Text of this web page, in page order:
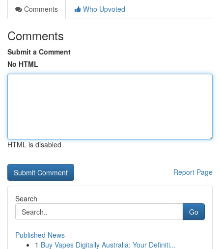
Comments
Who Upvoted
Comments
Submit a Comment
No HTML
HTML is disabled
Report Page
Search
Go
Published News
1 Buy Vapes Digitally Australia: Your Definiti...